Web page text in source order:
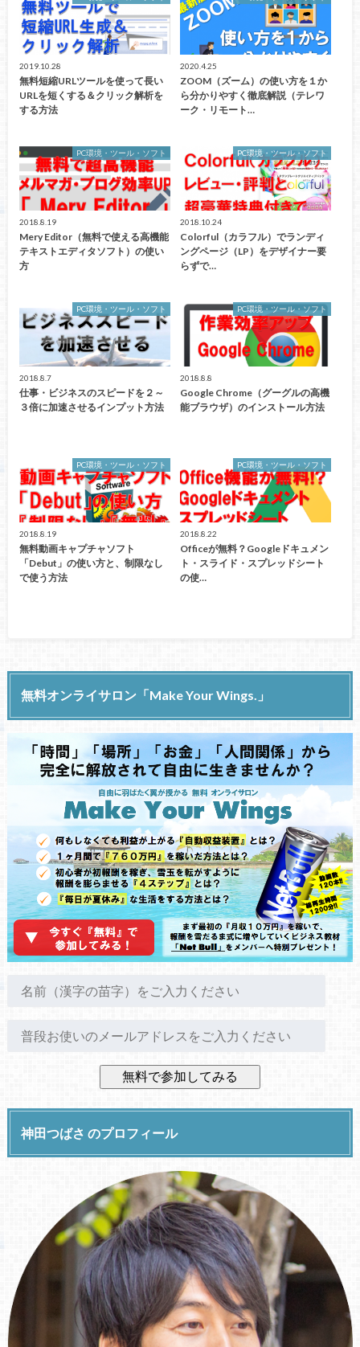
2019.10.28
無料短縮URLツールを使って長い
URLを短くする＆クリック解析を
する方法
2020.4.25
ZOOM（ズーム）の使い方を１か
ら分かりやすく徹底解説（テレワ
ーク・リモート…
PC環境・ツール・ソフト
2018.8.19
Mery Editor（無料で使える高機能
テキストエディタソフト）の使い
方
PC環境・ツール・ソフト
2018.10.24
Colorful（カラフル）でランディ
ングページ（LP）をデザイナー要
らずで…
PC環境・ツール・ソフト
2018.8.7
仕事・ビジネスのスピードを２～
３倍に加速させるインプット方法
PC環境・ツール・ソフト
2018.8.8
Google Chrome（グーグルの高機
能ブラウザ）のインストール方法
PC環境・ツール・ソフト
2018.8.19
無料動画キャプチャソフト
「Debut」の使い方と、制限なし
で使う方法
PC環境・ツール・ソフト
2018.8.22
Officeが無料？Googleドキュメン
ト・スライド・スプレッドシート
の使…
無料オンライサロン「Make Your Wings.」
神田つばさ のプロフィール